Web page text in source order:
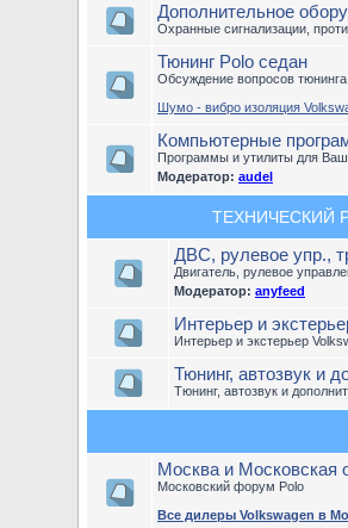
Дополнительное
Охранные сигнализации,
Тюнинг Polo седан
Обсуждение вопросов тюнинга
Шумо - вибро изоляция
Компьютерные
Программы и утилиты для
Модератор: audel
ТЕХНИЧЕСКИЙ
ДВС, рулевое упр.,
Двигатель, рулевое
Модератор: anyfeed
Интерьер и
Интерьер и экстерьер
Тюнинг, автозвук и
Тюнинг, автозвук и
Москва и Московская
Московский форум Polo
Все дилеры Volkswagen в